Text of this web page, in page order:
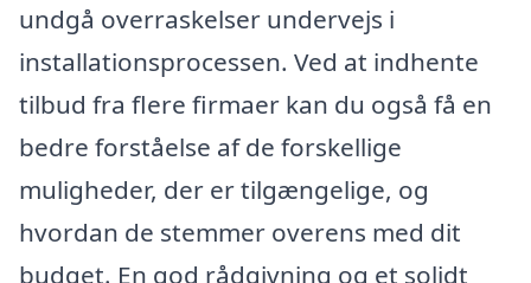
undgå overraskelser undervejs i
installationsprocessen. Ved at indhente
tilbud fra flere firmaer kan du også få en
bedre forståelse af de forskellige
muligheder, der er tilgængelige, og
hvordan de stemmer overens med dit
budget. En god rådgivning og et solidt